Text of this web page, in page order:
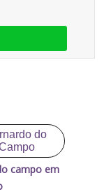
campo em